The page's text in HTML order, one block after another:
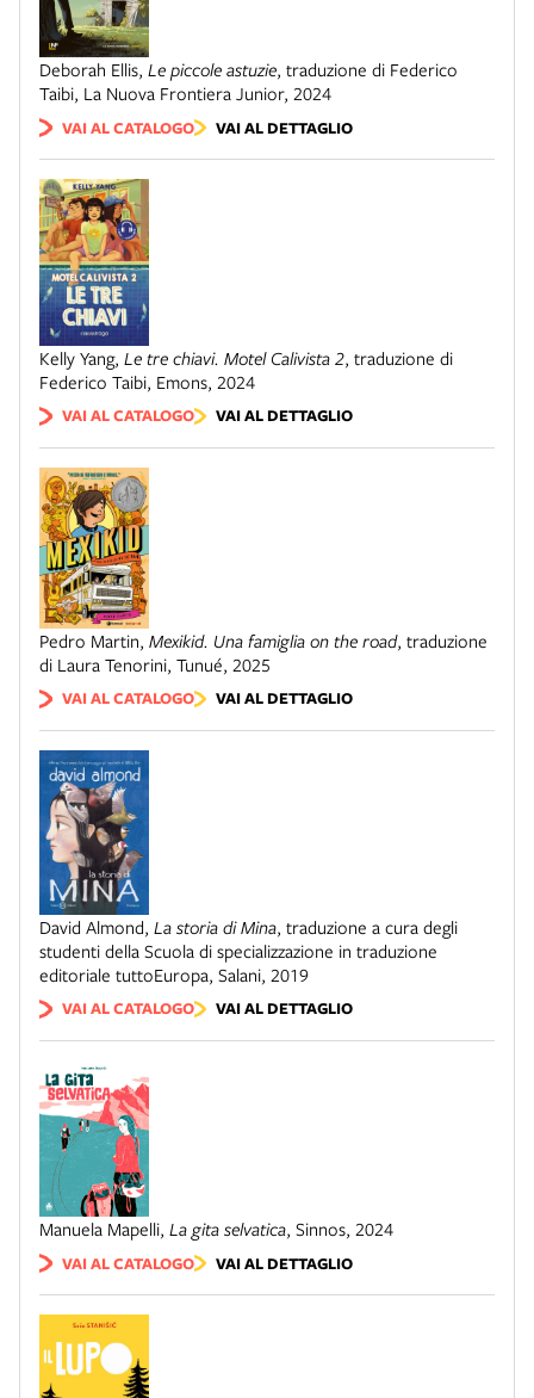
Deborah Ellis, Le piccole astuzie, traduzione di Federico
Taibi, La Nuova Frontiera Junior, 2024
VAI AL CATALOGO VAI AL DETTAGLIO
Kelly Yang, Le tre chiavi. Motel Calivista 2, traduzione di
Federico Taibi, Emons, 2024
VAI AL CATALOGO VAI AL DETTAGLIO
Pedro Martin, Mexikid. Una famiglia on the road, traduzione
di Laura Tenorini, Tunué, 2025
VAI AL CATALOGO VAI AL DETTAGLIO
David Almond, La storia di Mina, traduzione a cura degli
studenti della Scuola di specializzazione in traduzione
editoriale tuttoEuropa, Salani, 2019
VAI AL CATALOGO VAI AL DETTAGLIO
Manuela Mapelli, La gita selvatica, Sinnos, 2024
VAI AL CATALOGO VAI AL DETTAGLIO